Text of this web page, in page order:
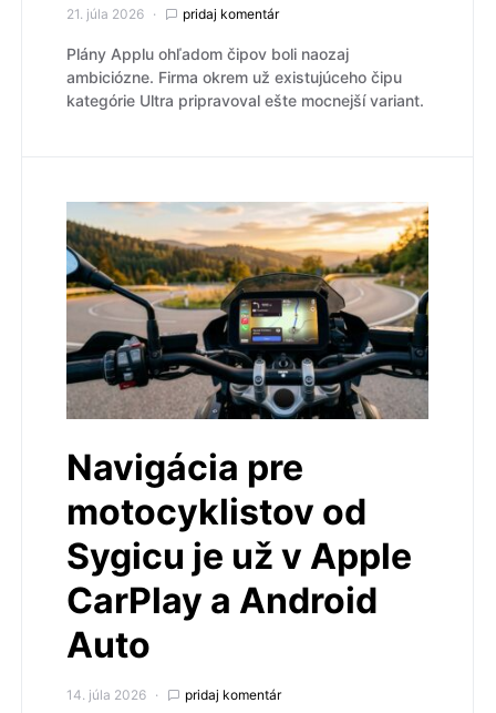
21. júla 2026 pridaj komentár
Plány Applu ohľadom čipov boli naozaj
ambiciózne. Firma okrem už existujúceho čipu
kategórie Ultra pripravoval ešte mocnejší variant.
Navigácia pre
motocyklistov od
Sygicu je už v Apple
CarPlay a Android
Auto
14. júla 2026 pridaj komentár